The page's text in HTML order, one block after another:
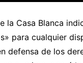
la Casa Blanca
para cualquier
defensa de los